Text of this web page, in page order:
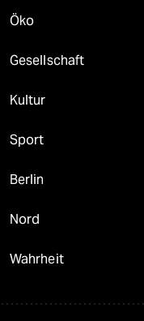
Öko
Gesellschaft
Kultur
Sport
Berlin
Nord
Wahrheit